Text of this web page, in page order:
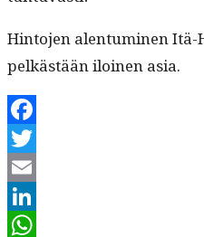
Hin­to­jen alen­tu­mi­nen Itä-
pelkästään iloinen asia.
Facebook
Twitter
Email
LinkedIn